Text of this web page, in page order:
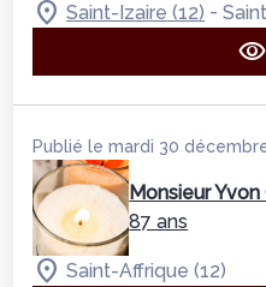
Saint-Izaire (12) -
Publié le mardi 30
Monsieur Yvon
87 ans
Saint-Affrique (12)